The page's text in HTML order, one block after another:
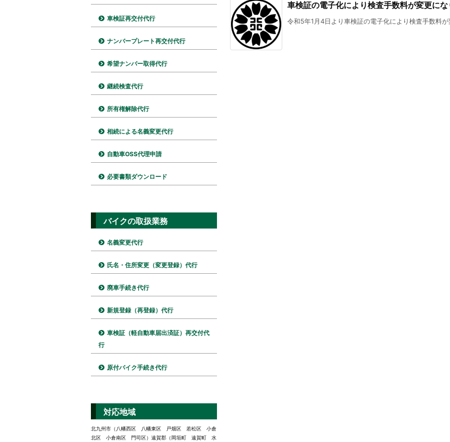
車検証の電子化により検査手数料が変更に
令和5年1月4日より車検証の電子化により検査手数料
車検証再交付代行
ナンバープレート再交付代行
希望ナンバー取得代行
継続検査代行
所有権解除代行
相続による名義変更代行
自動車OSS代理申請
必要書類ダウンロード
バイクの取扱業務
名義変更代行
氏名・住所変更（変更登録）代行
廃車手続き代行
新規登録（再登録）代行
車検証（軽自動車届出済証）再交付代
行
原付バイク手続き代行
対応地域
北九州市（八幡西区 八幡東区 戸畑区 若松区 小倉
北区 小倉南区 門司区）遠賀郡（岡垣町 遠賀町 水